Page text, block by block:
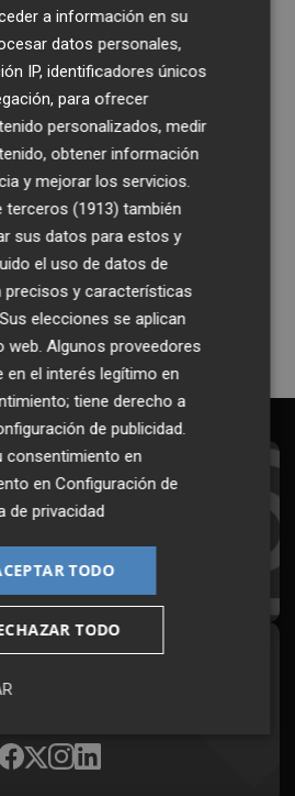
convertir el eclipse en un referente
gran equipo de expertos
la actualidad de
en tu correo
suscribirme
al Boletín
primera hora en tu email
suscribirme!
desde cualquier medio
a información en su
datos personales,
IP, identificadores únicos
para ofrecer
personalizados, medir
obtener información
y mejorar los servicios.
terceros (1913) también
sus datos para estos y
el uso de datos de
precisos y características
elecciones se aplican
web. Algunos proveedores
en el interés legítimo en
tiene derecho a
de publicidad
consentimiento en
enConfiguración de
de privacidad
TODO
TODO